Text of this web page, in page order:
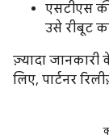
एसटीएस
उसे रीबूट
ज़्यादा जानकारी
लिए, पार्टनर